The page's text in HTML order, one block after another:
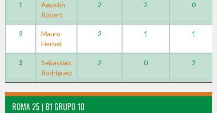
1
Agustin
Robert
2 2 0
2
Mauro
Herbel
2 1 1
3
Sebastian
Rodriguez
2 0 2
ROMA 25 | B1 GRUPO 10